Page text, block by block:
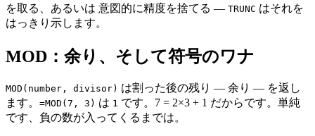
を取る、あるいは 意図的に精度を捨てる — TRUNC はそれを
はっきり示します。
MOD：余り、そして符号のワナ
MOD(number, divisor) は割った後の残り — 余り — を返し
ます。 =MOD(7, 3) は 1 です。7 = 2×3 + 1 だからです。単純
です、負の数が入ってくるまでは。